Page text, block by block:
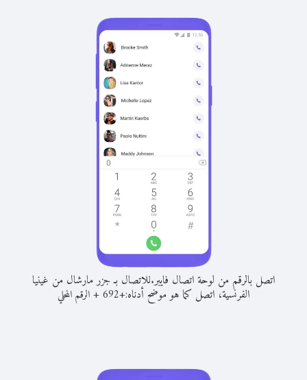
اتصل بالرقم من لوحة اتصال فايبر.للاتصال بـ جزر مارشال من غينيا
الفرنسية، اتصل كما هو موضح أدناه:+
692
+الرقم المحلي